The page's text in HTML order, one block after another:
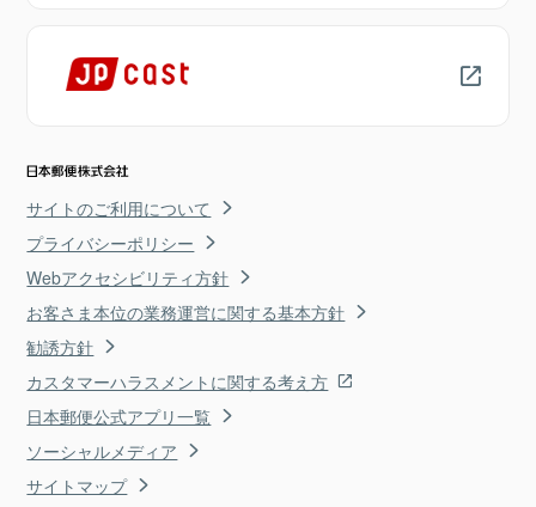
サイトのご利用について
プライバシーポリシー
Webアクセシビリティ方針
お客さま本位の業務運営に関する基本方針
勧誘方針
カスタマーハラスメントに関する考え方
日本郵便公式アプリ一覧
ソーシャルメディア
サイトマップ